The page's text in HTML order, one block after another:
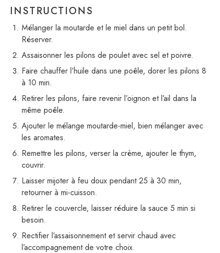
INSTRUCTIONS
Mélanger la moutarde et le miel dans un petit bol.
Réserver.
Assaisonner les pilons de poulet avec sel et poivre.
Faire chauffer l’huile dans une poêle, dorer les pilons 8
à 10 min.
Retirer les pilons, faire revenir l’oignon et l’ail dans la
même poêle.
Ajouter le mélange moutarde-miel, bien mélanger avec
les aromates.
Remettre les pilons, verser la crème, ajouter le thym,
couvrir.
Laisser mijoter à feu doux pendant 25 à 30 min,
retourner à mi-cuisson.
Retirer le couvercle, laisser réduire la sauce 5 min si
besoin.
Rectifier l’assaisonnement et servir chaud avec
l’accompagnement de votre choix.